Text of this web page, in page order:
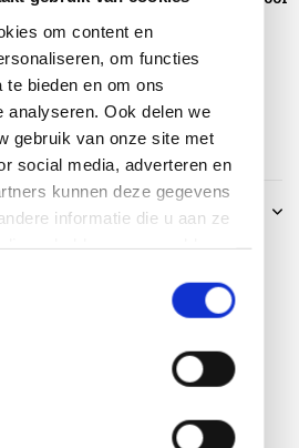
om content en
om functies
bieden en om ons
analyseren. Ook delen we
gebruik van onze site met
social media, adverteren en
kunnen deze gegevens
informatie die u aan ze
btw Incl. btw
0 reviews
over dit product..